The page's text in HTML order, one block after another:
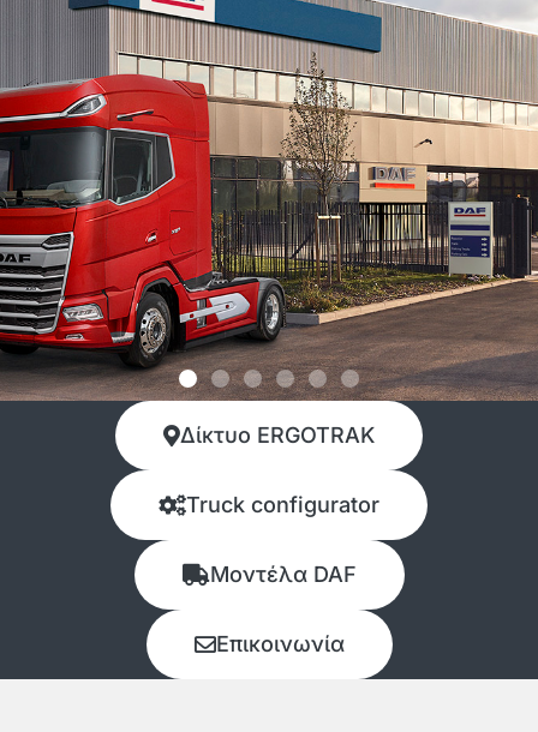
Υπηρεσία BUY
BACK
Εγγυημένη Επαναγορά
τράκτορα DAF.
Σιγουριά σήμερα. Αξία
αύριο.
Δίκτυο ERGOTRAK
Truck configurator
Μοντέλα DAF
Επικοινωνία